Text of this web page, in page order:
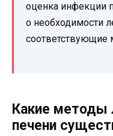
оценка инфекции
о необходимости
соответствующие
Какие методы
печени